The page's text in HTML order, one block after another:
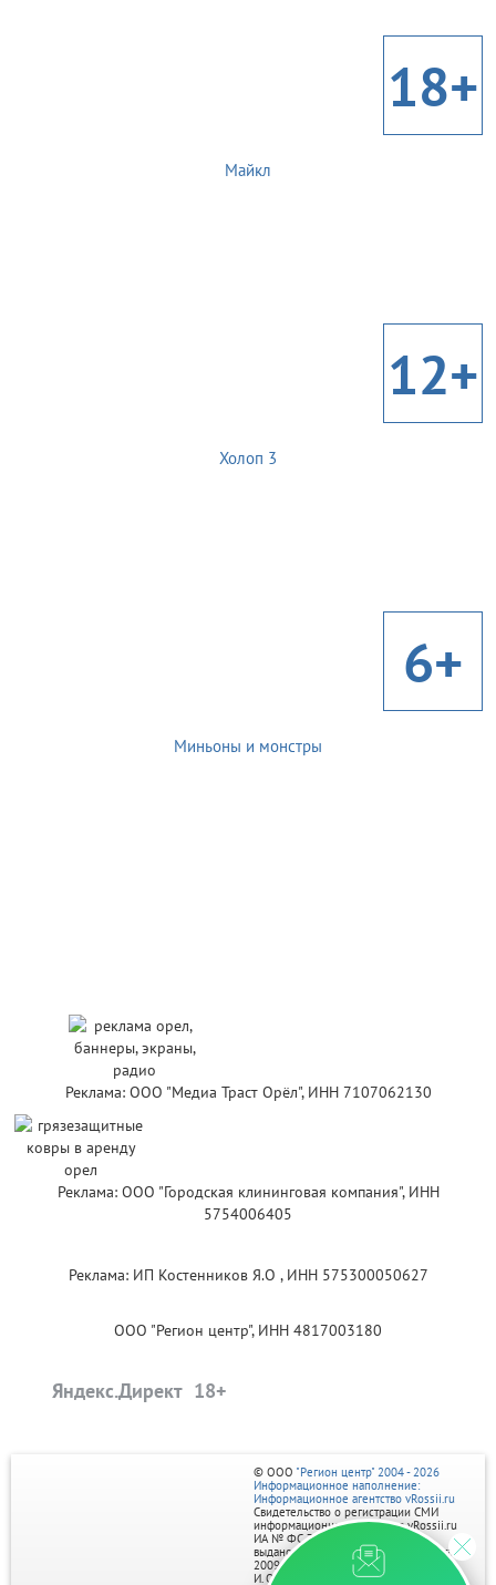
18+
Майкл
12+
Холоп 3
6+
Миньоны и монстры
Реклама: ООО "Медиа Траст Орёл", ИНН 7107062130
Реклама: ООО "Городская клининговая компания", ИНН
5754006405
Реклама: ИП Костенников Я.О , ИНН 575300050627
ООО "Регион центр", ИНН 4817003180
Яндекс.Директ
© ООО "Регион центр" 2004 - 2026
Информационное наполнение:
Информационное агентство vRossii.ru
Свидетельство о регистрации СМИ
информационного агентства vRossii.ru
ИА № ФС 77‑35502
выдано РОСКОМНАДЗОРом 04 марта
2009г.
И. О. Главного редактора Нарыков А. Н.